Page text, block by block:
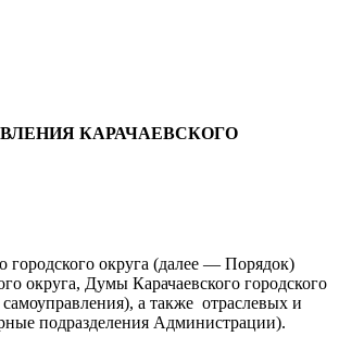
КАРАЧАЕВСКОГО
городского округа (далее — Порядок)
округа, Думы Карачаевского городского
а также отраслевых и
подразделения Администрации).